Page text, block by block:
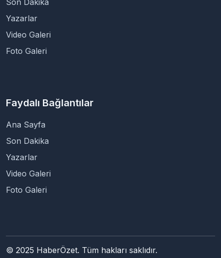
Son Dakika
Yazarlar
Video Galeri
Foto Galeri
Faydalı Bağlantılar
Ana Sayfa
Son Dakika
Yazarlar
Video Galeri
Foto Galeri
© 2025 HaberÖzet. Tüm hakları saklıdır.